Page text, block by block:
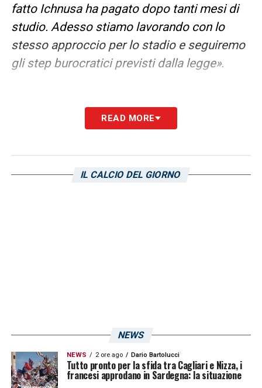
fatto Ichnusa ha pagato dopo tanti mesi di
studio. Adesso stiamo lavorando con lo
stesso approccio per lo stadio e seguiremo
gli step burocratici previsti dalla legge».
Dai nostri inviati RobertoCarta
READ MORE
IL CALCIO DEL GIORNO
NEWS
NEWS 2 ore ago Dario Bartolucci
Tutto pronto per la sfida tra Cagliari e Nizza, i
francesi approdano in Sardegna: la situazione